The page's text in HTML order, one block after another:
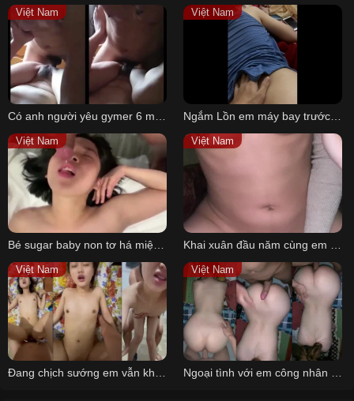
Việt Nam Việt Nam
Việt Nam Việt Nam
Việt Nam
Đang chịch sướng em vẫn không quên cầm điện thoại quay phim làm kỷ niệm
Việt Nam
Ngoại tình với em công nhân khu công nghiệp trong phòng trọ em